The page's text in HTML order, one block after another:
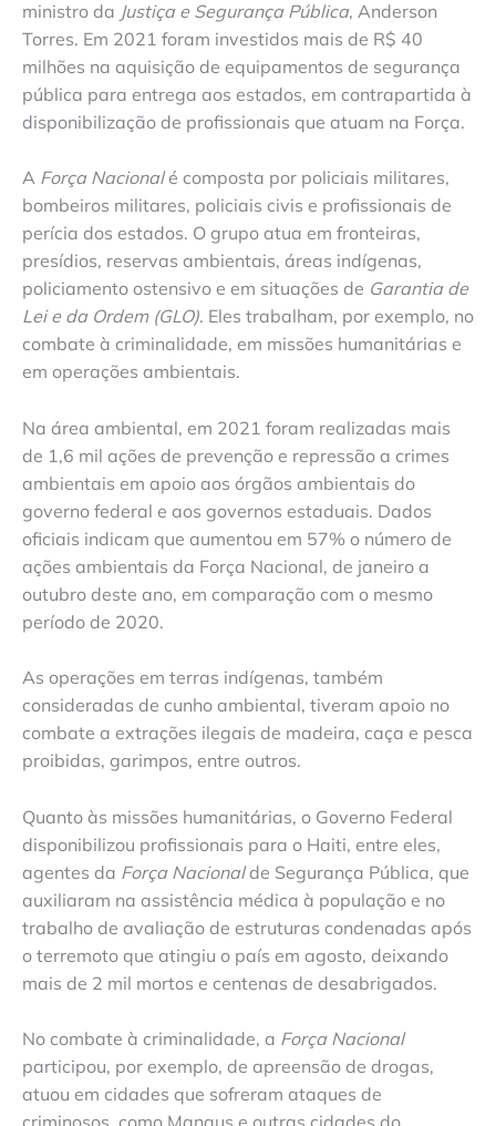
ministro da Justiça e Segurança Pública, Anderson
Torres. Em 2021 foram investidos mais de R$ 40
milhões na aquisição de equipamentos de segurança
pública para entrega aos estados, em contrapartida à
disponibilização de profissionais que atuam na Força.
A Força Nacionalé composta por policiais militares,
bombeiros militares, policiais civis e profissionais de
perícia dos estados. O grupo atua em fronteiras,
presídios, reservas ambientais, áreas indígenas,
policiamento ostensivo e em situações de Garantia de
Lei e da Ordem (GLO). Eles trabalham, por exemplo, no
combate à criminalidade, em missões humanitárias e
em operações ambientais.
Na área ambiental, em 2021 foram realizadas mais
de 1,6 mil ações de prevenção e repressão a crimes
ambientais em apoio aos órgãos ambientais do
governo federal e aos governos estaduais. Dados
oficiais indicam que aumentou em 57% o número de
ações ambientais da Força Nacional, de janeiro a
outubro deste ano, em comparação com o mesmo
período de 2020.
As operações em terras indígenas, também
consideradas de cunho ambiental, tiveram apoio no
combate a extrações ilegais de madeira, caça e pesca
proibidas, garimpos, entre outros.
Quanto às missões humanitárias, o Governo Federal
disponibilizou profissionais para o Haiti, entre eles,
agentes da Força Nacionalde Segurança Pública, que
auxiliaram na assistência médica à população e no
trabalho de avaliação de estruturas condenadas após
o terremoto que atingiu o país em agosto, deixando
mais de 2 mil mortos e centenas de desabrigados.
No combate à criminalidade, a Força Nacional
participou, por exemplo, de apreensão de drogas,
atuou em cidades que sofreram ataques de